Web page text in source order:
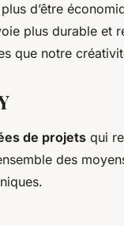
d’être
plus durable et
que notre
de projets qui
des